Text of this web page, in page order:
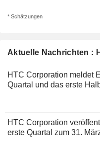
Aktuelle Nachrichten :
HTC Corporation meldet
Quartal und das erste
HTC Corporation
erste Quartal zum 31.
* Schätzungen